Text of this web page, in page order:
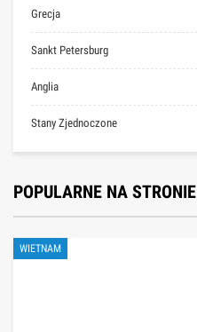
Grecja
Sankt Petersburg
Anglia
Stany Zjednoczone
POPULARNE NA STRONIE
WIETNAM